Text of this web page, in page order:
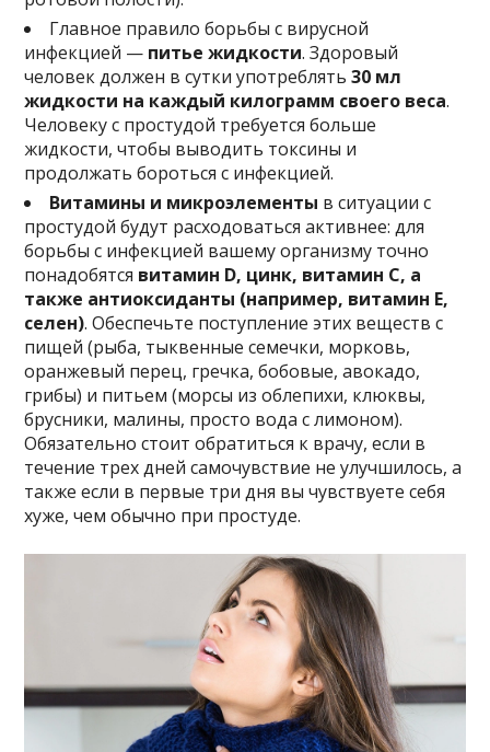
Главное правило борьбы с вирусной
инфекцией — питье жидкости. Здоровый
человек должен в сутки употреблять30 мл
жидкости на каждый килограмм своего веса.
Человеку с простудой требуется больше
жидкости, чтобы выводить токсины и
продолжать бороться с инфекцией.
Витамины и микроэлементы в ситуации с
простудой будут расходоваться активнее: для
борьбы с инфекцией вашему организму точно
понадобятся витамин D, цинк, витамин С, а
также антиоксиданты (например, витамин Е,
селен). Обеспечьте поступление этих веществ с
пищей (рыба, тыквенные семечки, морковь,
оранжевый перец, гречка, бобовые, авокадо,
грибы) и питьем (морсы из облепихи, клюквы,
брусники, малины, просто вода с лимоном).
Обязательно стоит обратиться к врачу, если в
течение трех дней самочувствие не улучшилось, а
также если в первые три дня вы чувствуете себя
хуже, чем обычно при простуде.